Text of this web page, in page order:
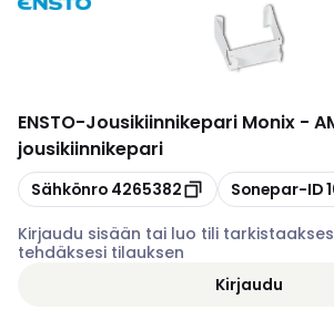
ENSTO-Jousikiinnikepari Monix -
jousikiinnikepari
Kopioi
Sähkönro 4265382 Kopioi
Sonepar-ID
Kirjaudu sisään tai luo tili
tehdäksesi tilauksen
Kirjaudu